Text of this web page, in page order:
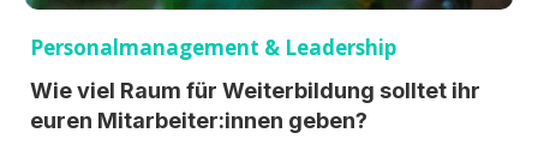
Personalmanagement & Leadership
Wie viel Raum für Weiterbildung solltet ihr
euren Mitarbeiter:innen geben?